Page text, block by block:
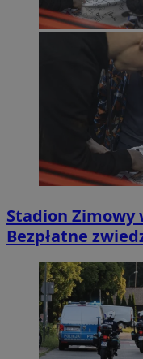
Stadion Zimowy
Bezpłatne